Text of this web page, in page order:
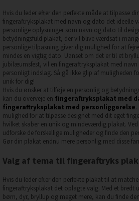
Hvis du leder efter den perfekte måde at tilpasse
fingeraftryksplakat med navn og dato det ideelle
personlige oplysninger som navn og dato til
betydningsfuld plakat, der vil blive værdsat i
personlige tilpasning giver dig mulighed for at
mindes en vigtig dato. Uanset om det er til et
jubilæumsfest, vil en fingeraftryksplakat med
personligt indslag. Så gå ikke glip af muligheden
unik for dig!
Hvis du ønsker at tilføje en personlig og
kan du overveje en fingeraftryksplakat med
fingeraftryksplakat med personliggørelse.
mulighed for at tilpasse designet med dit eget
hvilket skaber en unik og mindeværdig plakat.
udforske de forskellige muligheder og finde den
Gør din plakat endnu mere personlig med disse
Valg af tema til fingeraftryks
Hvis du leder efter den perfekte plakat til at
fingeraftryksplakat det oplagte valg. Med et bredt
børn, dyr, bryllup og meget mere, kan du finde